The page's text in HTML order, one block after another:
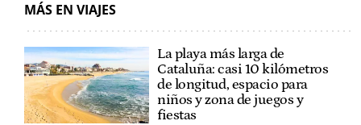
MÁS EN VIAJES
La playa más larga de
Cataluña: casi 10 kilómetros
de longitud, espacio para
niños y zona de juegos y
fiestas